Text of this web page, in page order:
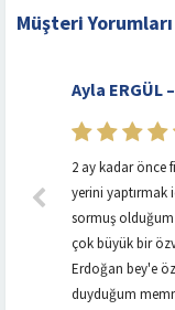
Müşteri Yorumları
Ayla ERGÜL
2 ay kadar önce
yerini yaptırmak
sormuş olduğum
çok büyük bir
Erdoğan bey'e
duyduğum